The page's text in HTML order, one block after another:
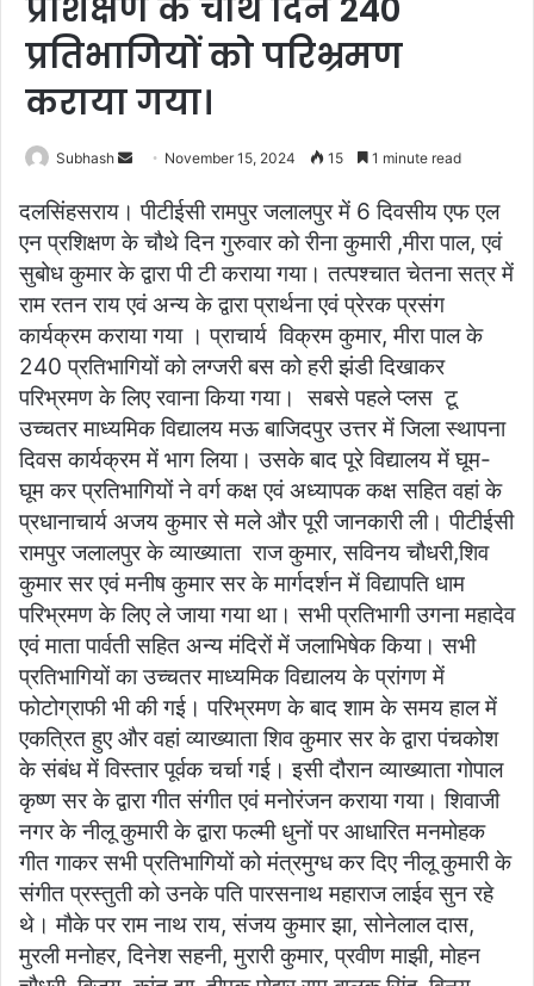
प्रशिक्षण के चौथे दिन 240
प्रतिभागियों को परिभ्रमण
कराया गया।
Subhash
d
a
n
e
m
a
i
November 15, 2024 15 1 minute read
दलसिंहसराय। पीटीईसी रामपुर जलालपुर में 6 दिवसीय एफ एल
एन प्रशिक्षण के चौथे दिन गुरुवार को रीना कुमारी ,मीरा पाल, एवं
सुबोध कुमार के द्वारा पी टी कराया गया। तत्पश्चात चेतना सत्र में
राम रतन राय एवं अन्य के द्वारा प्रार्थना एवं प्रेरक प्रसंग
कार्यक्रम कराया गया । प्राचार्य विक्रम कुमार, मीरा पाल के
240 प्रतिभागियों को लग्जरी बस को हरी झंडी दिखाकर
परिभ्रमण के लिए रवाना किया गया। सबसे पहले प्लस टू
उच्चतर माध्यमिक विद्यालय मऊ बाजिदपुर उत्तर में जिला स्थापना
दिवस कार्यक्रम में भाग लिया। उसके बाद पूरे विद्यालय में घूम-
घूम कर प्रतिभागियों ने वर्ग कक्ष एवं अध्यापक कक्ष सहित वहां के
प्रधानाचार्य अजय कुमार से मले और पूरी जानकारी ली। पीटीईसी
रामपुर जलालपुर के व्याख्याता राज कुमार, सविनय चौधरी,शिव
कुमार सर एवं मनीष कुमार सर के मार्गदर्शन में विद्यापति धाम
परिभ्रमण के लिए ले जाया गया था। सभी प्रतिभागी उगना महादेव
एवं माता पार्वती सहित अन्य मंदिरों में जलाभिषेक किया। सभी
प्रतिभागियों का उच्चतर माध्यमिक विद्यालय के प्रांगण में
फोटोग्राफी भी की गई। परिभ्रमण के बाद शाम के समय हाल में
एकत्रित हुए और वहां व्याख्याता शिव कुमार सर के द्वारा पंचकोश
के संबंध में विस्तार पूर्वक चर्चा गई। इसी दौरान व्याख्याता गोपाल
कृष्ण सर के द्वारा गीत संगीत एवं मनोरंजन कराया गया। शिवाजी
नगर के नीलू कुमारी के द्वारा फल्मी धुनों पर आधारित मनमोहक
गीत गाकर सभी प्रतिभागियों को मंत्रमुग्ध कर दिए नीलू कुमारी के
संगीत प्रस्तुती को उनके पति पारसनाथ महाराज लाईव सुन रहे
थे। मौके पर राम नाथ राय, संजय कुमार झा, सोनेलाल दास,
मुरली मनोहर, दिनेश सहनी, मुरारी कुमार, प्रवीण माझी, मोहन